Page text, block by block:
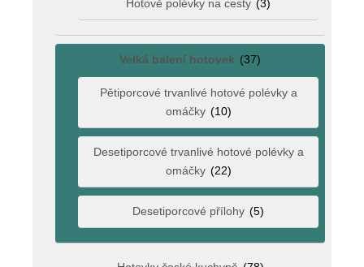
Hotové polévky na cesty (3)
Velká balení hotovek (37)
Pětiporcové trvanlivé hotové polévky a
omáčky (10)
Desetiporcové trvanlivé hotové polévky a
omáčky (22)
Desetiporcové přílohy (5)